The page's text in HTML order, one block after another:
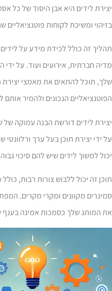
לידים היא אבן היסוד של כל
ומשיכת לקוחות פוטנציאליים
זה כולל לכידת מידע על לידים
חברתית, אירועים ועוד. על ידי
תוכל להתאים את מאמצי יצירת
הנכונים ולהמיר אותם
לידים דורשת הבנה עמוקה של
ידי יצירת תוכן בעל ערך
למשוך לידים שיש להם סיכוי
זה יכול ללבוש צורות רבות,
מקוונים ומקרי מקרים.
המותג שלך כסמכות אמינה בענף